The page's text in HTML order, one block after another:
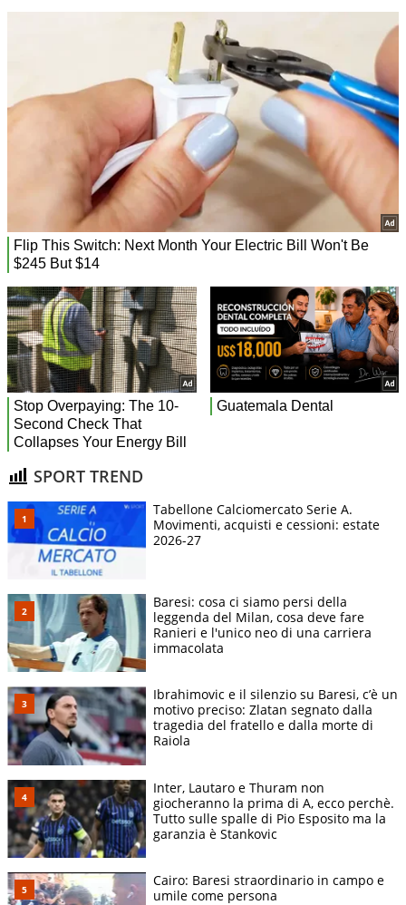
SPORT TREND
Tabellone Calciomercato Serie A.
Movimenti, acquisti e cessioni: estate
2026-27
Baresi: cosa ci siamo persi della
leggenda del Milan, cosa deve fare
Ranieri e l'unico neo di una carriera
immacolata
Ibrahimovic e il silenzio su Baresi, c’è un
motivo preciso: Zlatan segnato dalla
tragedia del fratello e dalla morte di
Raiola
Inter, Lautaro e Thuram non
giocheranno la prima di A, ecco perchè.
Tutto sulle spalle di Pio Esposito ma la
garanzia è Stankovic
Cairo: Baresi straordinario in campo e
umile come persona